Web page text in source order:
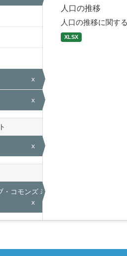
x
x
x
コモンズ 表示
x
人口の推移
人口の推移に関す
XLSX